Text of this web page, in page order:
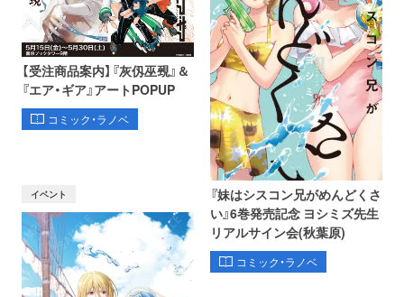
【受注商品案内】『灰仭巫覡』＆
『エア・ギア』アートPOPUP
コミック・ラノベ
『妹はシスコン兄がめんどくさ
い』6巻発売記念 ヨシミズ先生
リアルサイン会(秋葉原)
コミック・ラノベ
イベント